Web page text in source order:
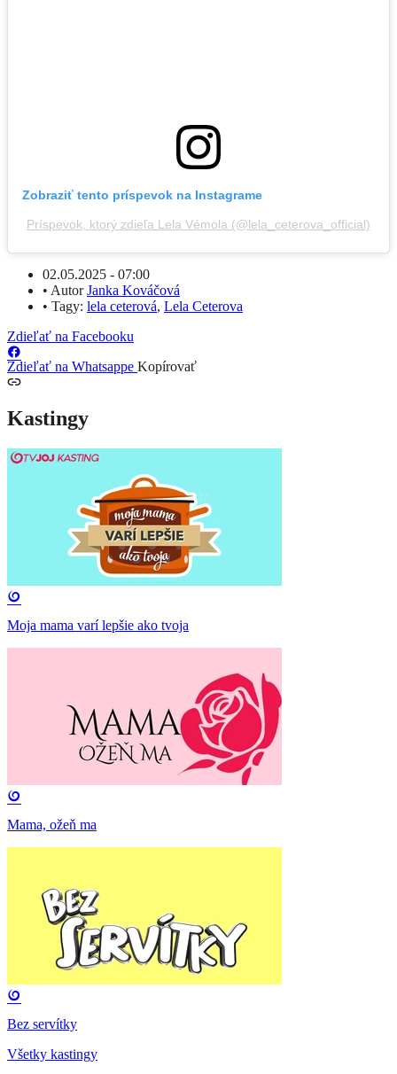
Zobraziť tento príspevok na Instagrame
Príspevok, ktorý zdieľa Lela Vémola (@lela_ceterova_official)
02.05.2025 - 07:00
• AutorJanka Kováčová
• Tagy: lela ceterová, Lela Ceterova
Zdieľať na Facebooku
Zdieľať na Whatsappe Kopírovať
Kastingy
Moja mama varí lepšie ako tvoja
Mama, ožeň ma
Bez servítky
Všetky kastingy